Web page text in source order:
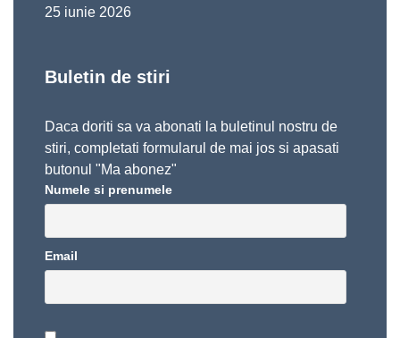
25 iunie 2026
Buletin de stiri
Daca doriti sa va abonati la buletinul nostru de
stiri, completati formularul de mai jos si apasati
butonul "Ma abonez"
Numele si prenumele
Email